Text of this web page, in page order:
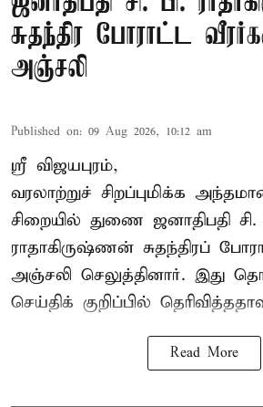
சுதந்திர போராட்ட
அஞ்சலி
Published on: 09 Aug 2026, 10:12 am
ஸ்ரீ விஜயபுரம்,
வரலாற்றுச் சிறப்புமிக்க
சிறையில் துணை ஜனாதிபதி சி.
ராதாகிருஷ்ணன் சுதந்திரப்
அஞ்சலி செலுத்தினார். இது
செய்திக் குறிப்பில்
Read More